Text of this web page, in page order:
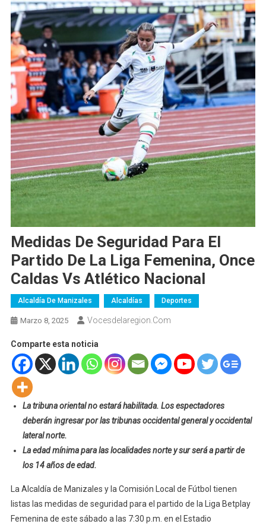
Medidas De Seguridad Para El
Partido De La Liga Femenina, Once
Caldas Vs Atlético Nacional
Alcaldía De Manizales Alcaldías Deportes
Marzo 8, 2025 Vocesdelaregion.com
Comparte esta noticia
La tribuna oriental no estará habilitada. Los espectadores
deberán ingresar por las tribunas occidental general y occidental
lateral norte.
La edad mínima para las localidades norte y sur seráa partir de
los 14 años de edad.
La Alcaldía de Manizales y la Comisión Local de Fútbol tienen
listas las medidas de seguridad para el partido de la Liga Betplay
Femenina de este sábado a las 7:30 p.m. en el Estadio